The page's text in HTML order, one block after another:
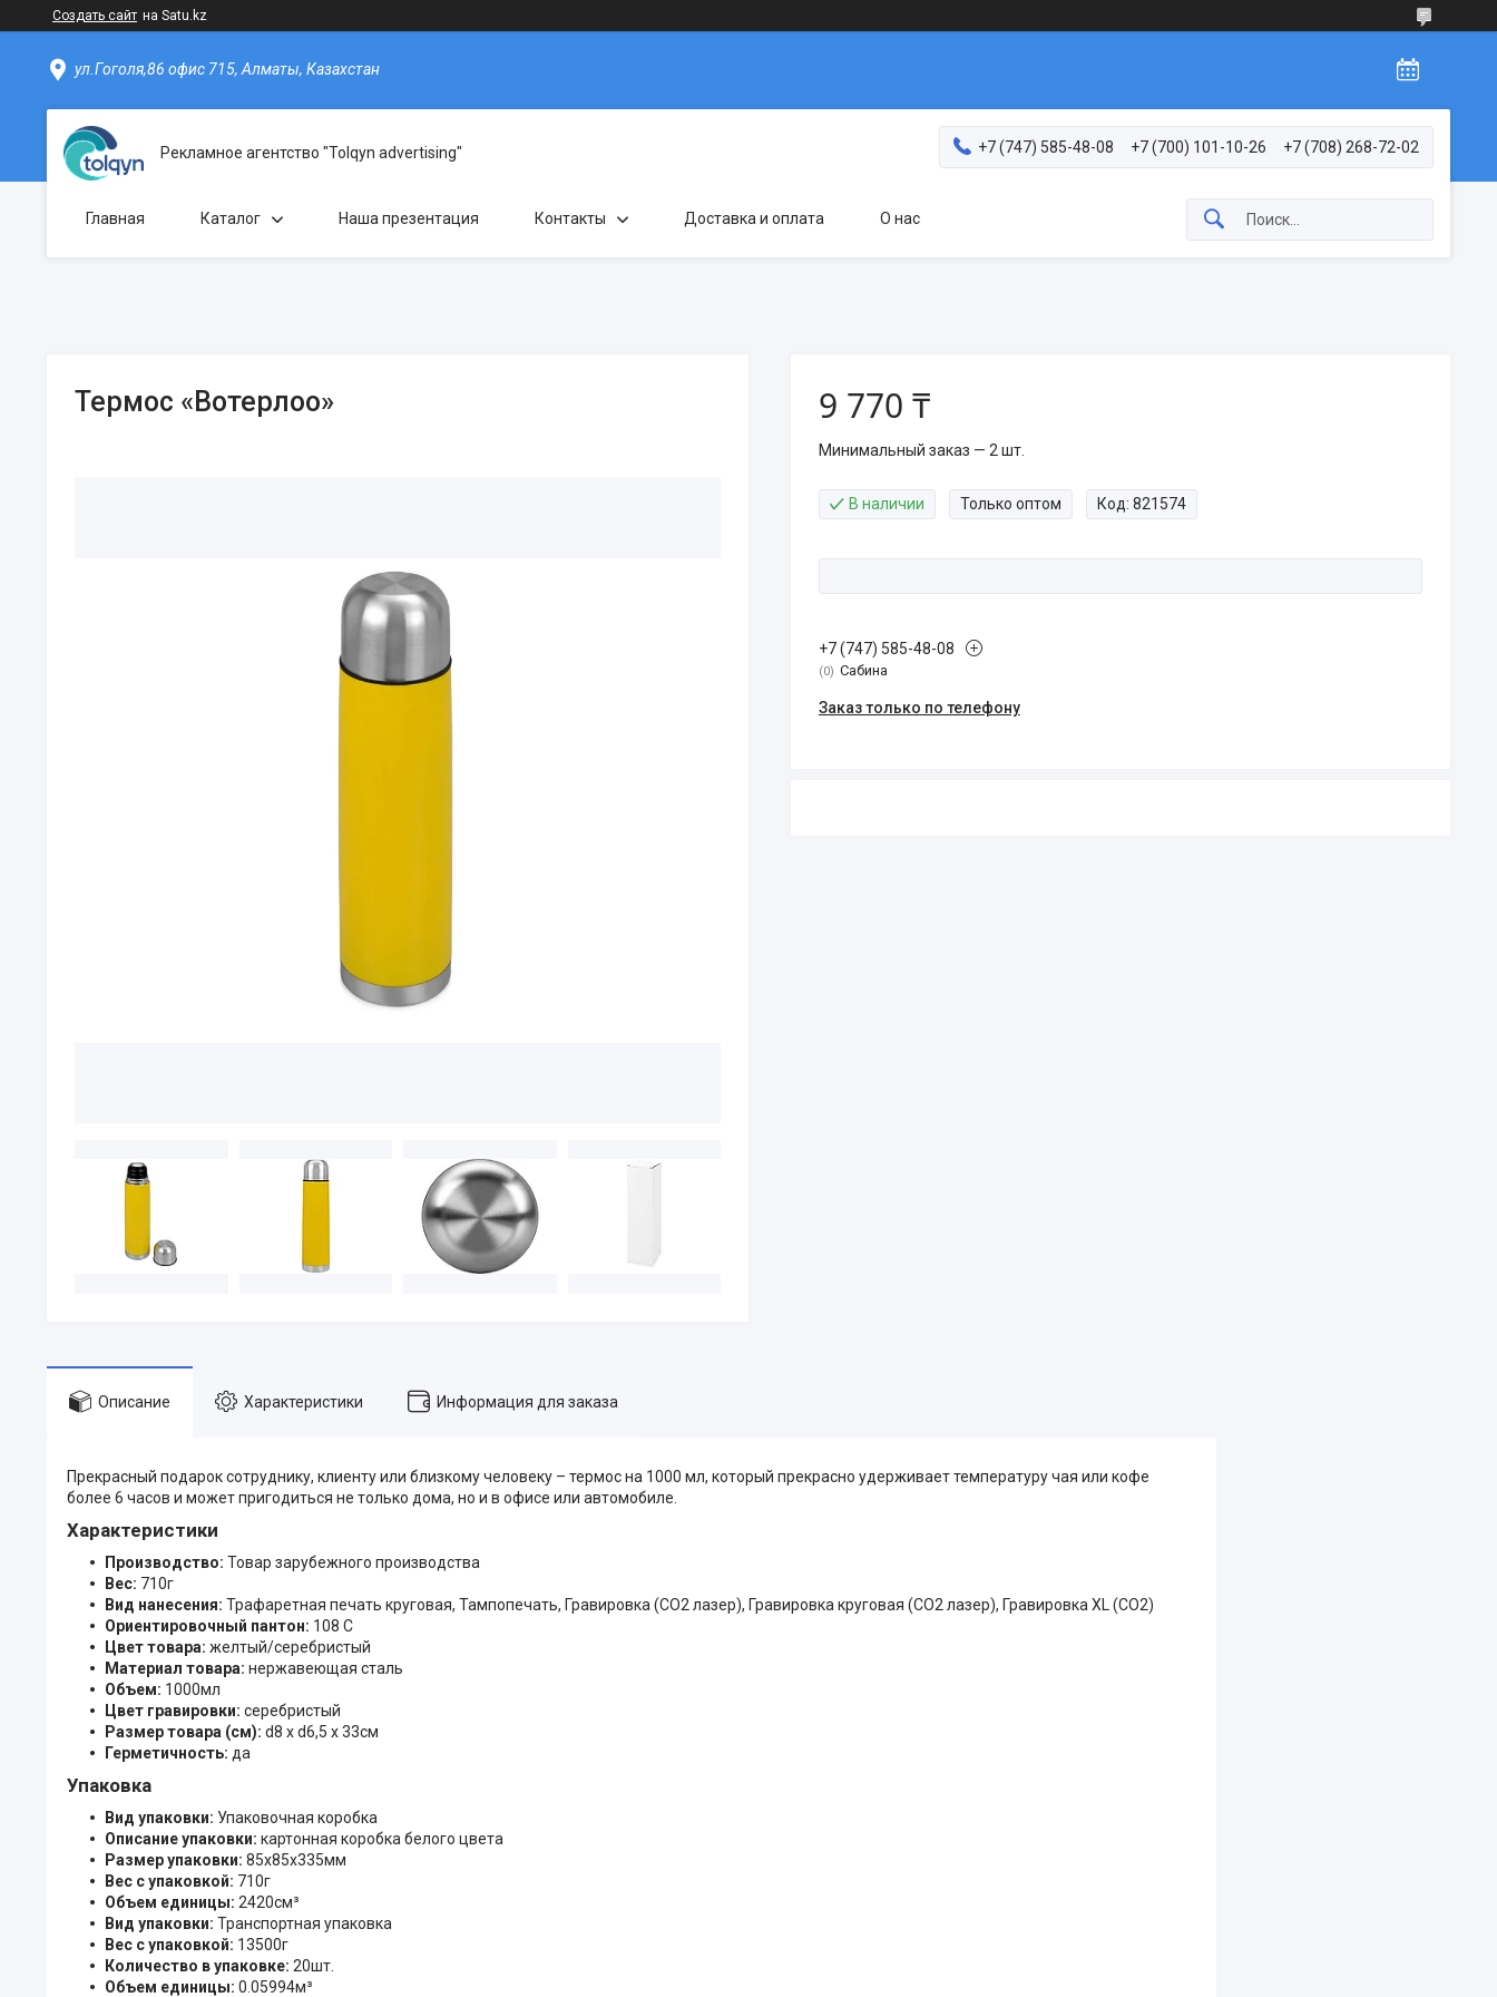
Создать сайт на Satu.kz
ул.Гоголя,86 офис 715, Алматы, Казахстан
Рекламное агентство "Tolqyn advertising" +7 (747) 585-48-08 +7 (700) 101-10-26 +7 (708) 268-72-02
Главная Каталог Наша презентация Контакты Доставка и оплата О нас
Термос «Вотерлоо» 9 770 ₸
Минимальный заказ — 2 шт.
В наличии Только оптом Код: 821574
+7 (747) 585-48-08
0 Сабина
Заказ только по телефону
Описание Характеристики Информация для заказа
Прекрасный подарок сотруднику, клиенту или близкому человеку – термос на 1000 мл, который прекрасно удерживает температуру чая или кофе
более 6 часов и может пригодиться не только дома, но и в офисе или автомобиле.
Характеристики
Производство: Товар зарубежного производства
Вес: 710г
Вид нанесения: Трафаретная печать круговая, Тампопечать, Гравировка (CO2 лазер), Гравировка круговая (CO2 лазер), Гравировка XL (СО2)
Ориентировочный пантон: 108 C
Цвет товара: желтый/серебристый
Материал товара: нержавеющая cталь
Объем: 1000мл
Цвет гравировки: серебристый
Размер товара (см): d8 х d6,5 х 33см
Герметичность: да
Упаковка
Вид упаковки: Упаковочная коробка
Описание упаковки: картонная коробка белого цвета
Размер упаковки: 85x85x335мм
Вес с упаковкой: 710г
Объем единицы: 2420см³
Вид упаковки: Транспортная упаковка
Вес с упаковкой: 13500г
Количество в упаковке: 20шт.
Объем единицы: 0.05994м³